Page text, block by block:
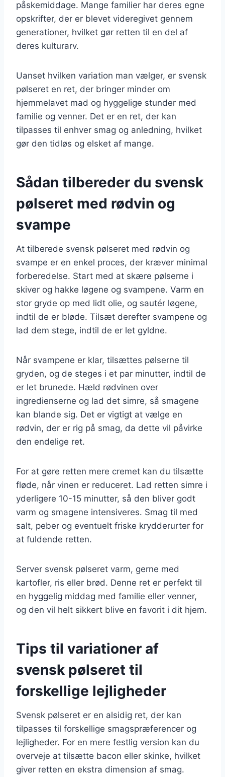
påskemiddage. Mange familier har deres egne
opskrifter, der er blevet videregivet gennem
generationer, hvilket gør retten til en del af
deres kulturarv.
Uanset hvilken variation man vælger, er svensk
pølseret en ret, der bringer minder om
hjemmelavet mad og hyggelige stunder med
familie og venner. Det er en ret, der kan
tilpasses til enhver smag og anledning, hvilket
gør den tidløs og elsket af mange.
Sådan tilbereder du svensk
pølseret med rødvin og
svampe
At tilberede svensk pølseret med rødvin og
svampe er en enkel proces, der kræver minimal
forberedelse. Start med at skære pølserne i
skiver og hakke løgene og svampene. Varm en
stor gryde op med lidt olie, og sautér løgene,
indtil de er bløde. Tilsæt derefter svampene og
lad dem stege, indtil de er let gyldne.
Når svampene er klar, tilsættes pølserne til
gryden, og de steges i et par minutter, indtil de
er let brunede. Hæld rødvinen over
ingredienserne og lad det simre, så smagene
kan blande sig. Det er vigtigt at vælge en
rødvin, der er rig på smag, da dette vil påvirke
den endelige ret.
For at gøre retten mere cremet kan du tilsætte
fløde, når vinen er reduceret. Lad retten simre i
yderligere 10-15 minutter, så den bliver godt
varm og smagene intensiveres. Smag til med
salt, peber og eventuelt friske krydderurter for
at fuldende retten.
Server svensk pølseret varm, gerne med
kartofler, ris eller brød. Denne ret er perfekt til
en hyggelig middag med familie eller venner,
og den vil helt sikkert blive en favorit i dit hjem.
Tips til variationer af
svensk pølseret til
forskellige lejligheder
Svensk pølseret er en alsidig ret, der kan
tilpasses til forskellige smagspræferencer og
lejligheder. For en mere festlig version kan du
overveje at tilsætte bacon eller skinke, hvilket
giver retten en ekstra dimension af smag.